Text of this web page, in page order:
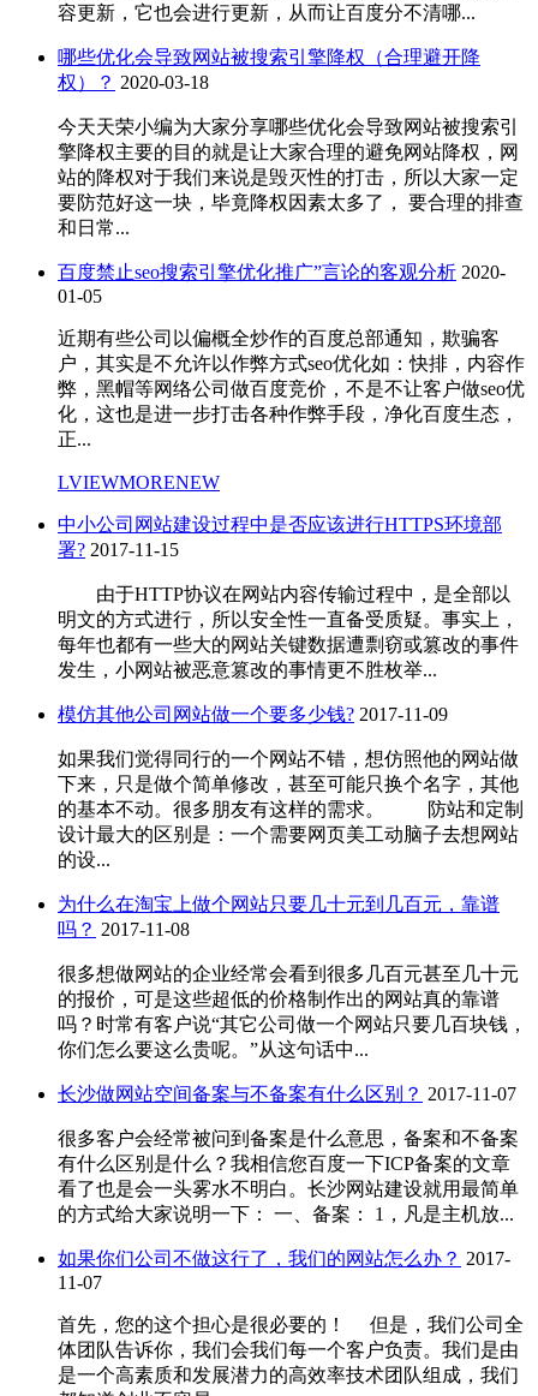
容更新，它也会进行更新，从而让百度分不清哪...
哪些优化会导致网站被搜索引擎降权（合理避开降
权）？ 2020-03-18
今天天荣小编为大家分享哪些优化会导致网站被搜索引
擎降权主要的目的就是让大家合理的避免网站降权，网
站的降权对于我们来说是毁灭性的打击，所以大家一定
要防范好这一块，毕竟降权因素太多了， 要合理的排查
和日常...
百度禁止seo搜索引擎优化推广”言论的客观分析 2020-
01-05
近期有些公司以偏概全炒作的百度总部通知，欺骗客
户，其实是不允许以作弊方式seo优化如：快排，内容作
弊，黑帽等网络公司做百度竞价，不是不让客户做seo优
化，这也是进一步打击各种作弊手段，净化百度生态，
正...
LVIEWMORENEW
中小公司网站建设过程中是否应该进行HTTPS环境部
署? 2017-11-15
由于HTTP协议在网站内容传输过程中，是全部以
明文的方式进行，所以安全性一直备受质疑。事实上，
每年也都有一些大的网站关键数据遭剽窃或篡改的事件
发生，小网站被恶意篡改的事情更不胜枚举...
模仿其他公司网站做一个要多少钱? 2017-11-09
如果我们觉得同行的一个网站不错，想仿照他的网站做
下来，只是做个简单修改，甚至可能只换个名字，其他
的基本不动。很多朋友有这样的需求。 防站和定制
设计最大的区别是：一个需要网页美工动脑子去想网站
的设...
为什么在淘宝上做个网站只要几十元到几百元，靠谱
吗？ 2017-11-08
很多想做网站的企业经常会看到很多几百元甚至几十元
的报价，可是这些超低的价格制作出的网站真的靠谱
吗？时常有客户说“其它公司做一个网站只要几百块钱，
你们怎么要这么贵呢。”从这句话中...
长沙做网站空间备案与不备案有什么区别？ 2017-11-07
很多客户会经常被问到备案是什么意思，备案和不备案
有什么区别是什么？我相信您百度一下ICP备案的文章
看了也是会一头雾水不明白。长沙网站建设就用最简单
的方式给大家说明一下： 一、备案： 1，凡是主机放...
如果你们公司不做这行了，我们的网站怎么办？ 2017-
11-07
首先，您的这个担心是很必要的！ 但是，我们公司全
体团队告诉你，我们会我们每一个客户负责。我们是由
是一个高素质和发展潜力的高效率技术团队组成，我们